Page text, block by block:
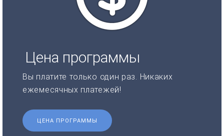
Цена программы
Вы платите только один раз. Никаких
ежемесячных платежей!
ЦЕНА ПРОГРАММЫ